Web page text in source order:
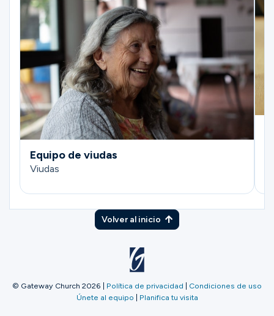
Equipo de viudas
Viudas
Volver al inicio
© Gateway Church 2026 Política de privacidad
Condiciones de uso
Únete al equipo
Planifica tu visita